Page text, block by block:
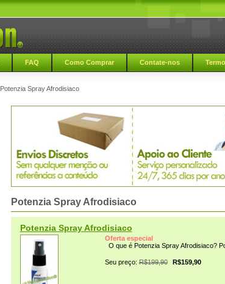
FAQ Como Comprar Contate-nos
Potenzia Spray Afrodisiaco
Potenzia Spray Afrodisiaco
Potenzia Spray Afrodisiaco
Oferta especial
O que é Potenzia Spray Afrodisiaco?
Seu preço:R$199,90 R$159,90